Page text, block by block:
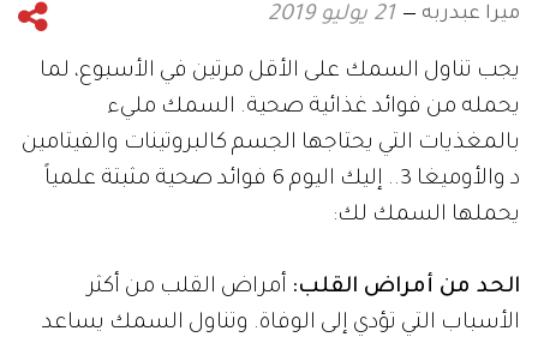
ميرا عبدربه 21 يوليو 2019
يجب تناول السمك على الأقل مرتين في الأسبوع، لما
يحمله من فوائد غذائية صحية. السمك مليء
بالمغذيات التي يحتاجها الجسم كالبروتينات والفيتامين
د والأوميغا 3.. إليك اليوم 6 فوائد صحية مثبتة علمياً
يحملها السمك لك:
الحد من أمراض القلب: أمراض القلب من أكثر
الأسباب التي تؤدي إلى الوفاة. وتناول السمك يساعد